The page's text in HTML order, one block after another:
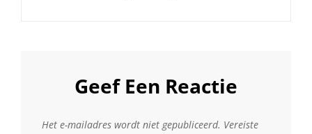
Geef Een Reactie
Het e-mailadres wordt niet gepubliceerd. Vereiste